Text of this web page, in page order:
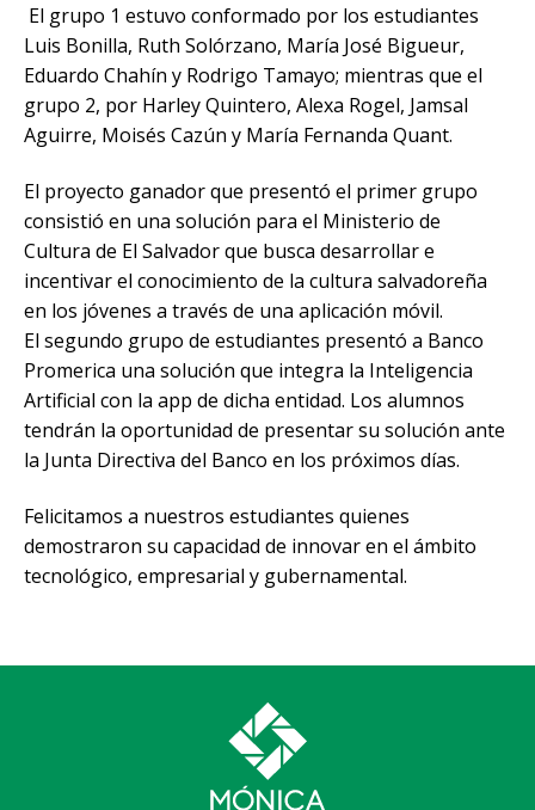
El grupo 1 estuvo conformado por los estudiantes
Luis Bonilla, Ruth Solórzano, María José Bigueur,
Eduardo Chahín y Rodrigo Tamayo; mientras que el
grupo 2, por Harley Quintero, Alexa Rogel, Jamsal
Aguirre, Moisés Cazún y María Fernanda Quant.
El proyecto ganador que presentó el primer grupo
consistió en una solución para el Ministerio de
Cultura de El Salvador que busca desarrollar e
incentivar el conocimiento de la cultura salvadoreña
en los jóvenes a través de una aplicación móvil.
El segundo grupo de estudiantes presentó a Banco
Promerica una solución que integra la Inteligencia
Artificial con la app de dicha entidad. Los alumnos
tendrán la oportunidad de presentar su solución ante
la Junta Directiva del Banco en los próximos días.
Felicitamos a nuestros estudiantes quienes
demostraron su capacidad de innovar en el ámbito
tecnológico, empresarial y gubernamental.